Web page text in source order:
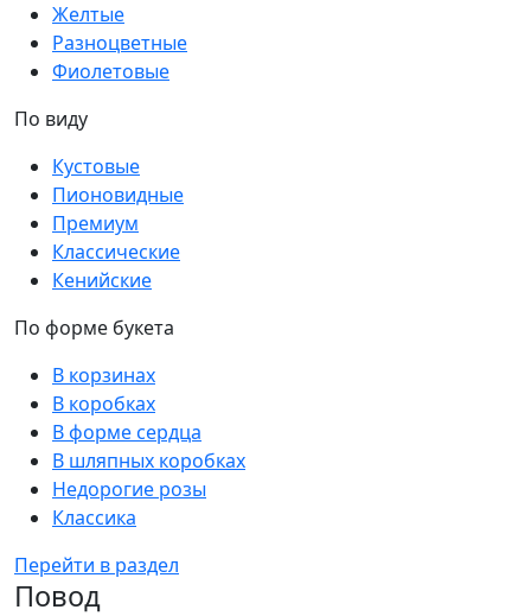
Желтые
Разноцветные
Фиолетовые
По виду
Кустовые
Пионовидные
Премиум
Классические
Кенийские
По форме букета
В корзинах
В коробках
В форме сердца
В шляпных коробках
Недорогие розы
Классика
Перейти в раздел
Повод